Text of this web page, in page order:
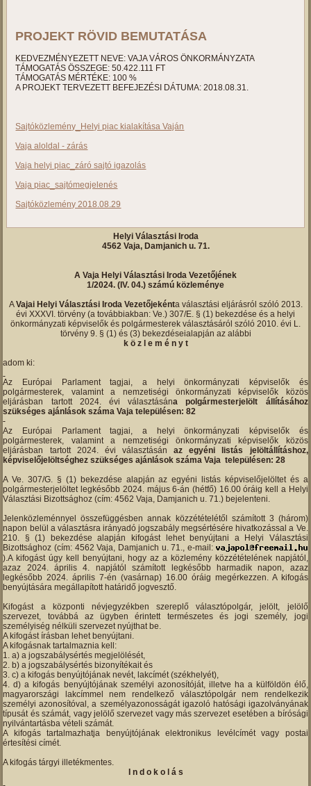
PROJEKT RÖVID BEMUTATÁSA
KEDVEZMÉNYEZETT NEVE: VAJA VÁROS ÖNKORMÁNYZATA
TÁMOGATÁS ÖSSZEGE: 50.422.111 FT
TÁMOGATÁS MÉRTÉKE: 100 %
A PROJEKT TERVEZETT BEFEJEZÉSI DÁTUMA: 2018.08.31.
Sajtóközlemény_Helyi piac kialakítása Vaján
Vaja aloldal - zárás
Vaja helyi piac_záró sajtó igazolás
Vaja piac_sajtómegjelenés
Sajtóközlemény 2018.08.29
Helyi Választási Iroda
4562 Vaja, Damjanich u. 71.
A Vaja Helyi Választási Iroda Vezetőjének
1/2024. (IV. 04.) számú közleménye
AVajai Helyi Választási Iroda Vezetőjekénta választási eljárásról szóló 2013.
évi XXXVI. törvény (a továbbiakban: Ve.) 307/E. § (1) bekezdése és a helyi
önkormányzati képviselők és polgármesterek választásáról szóló 2010. évi L.
törvény 9. § (1) és (3) bekezdéseialapján az alábbi
k ö z l e m é n y t
adom ki:
Az Európai Parlament tagjai, a helyi önkormányzati képviselők és
polgármesterek, valamint a nemzetiségi önkormányzati képviselők közös
eljárásban tartott 2024. évi választásána polgármesterjelölt állításához
szükséges ajánlások száma Vaja településen: 82
Az Európai Parlament tagjai, a helyi önkormányzati képviselők és
polgármesterek, valamint a nemzetiségi önkormányzati képviselők közös
eljárásban tartott 2024. évi választásánaz egyéni listás jelöltállításhoz,
képviselőjelöltséghez szükséges ajánlások száma Vaja településen: 28
A Ve. 307/G. § (1) bekezdése alapján az egyéni listás képviselőjelöltet és a
polgármesterjelöltet legkésőbb 2024. május 6-án (hétfő) 16.00 óráig kell a Helyi
Választási Bizottsághoz (cím: 4562 Vaja, Damjanich u. 71.) bejelenteni.
Jelenközleménnyel összefüggésben annak közzétételétől számított 3 (három)
napon belül a választásra irányadó jogszabály megsértésére hivatkozással a Ve.
210. § (1) bekezdése alapján kifogást lehet benyújtani a Helyi Választási
Bizottsághoz (cím: 4562 Vaja, Damjanich u. 71., e-mail:
).A kifogást úgy kell benyújtani, hogy az a közlemény közzétételének napjától,
azaz 2024. április 4. napjától számított legkésőbb harmadik napon, azaz
legkésőbb 2024. április 7-én (vasárnap) 16.00 óráig megérkezzen. A kifogás
benyújtására megállapított határidő jogvesztő.
Kifogást a központi névjegyzékben szereplő választópolgár, jelölt, jelölő
szervezet, továbbá az ügyben érintett természetes és jogi személy, jogi
személyiség nélküli szervezet nyújthat be.
A kifogást írásban lehet benyújtani.
A kifogásnak tartalmaznia kell:
a) a jogszabálysértés megjelölését,
b) a jogszabálysértés bizonyítékait és
c) a kifogás benyújtójának nevét, lakcímét (székhelyét),
d) a kifogás benyújtójának személyi azonosítóját, illetve ha a külföldön élő,
magyarországi lakcímmel nem rendelkező választópolgár nem rendelkezik
személyi azonosítóval, a személyazonosságát igazoló hatósági igazolványának
típusát és számát, vagy jelölő szervezet vagy más szervezet esetében a bírósági
nyilvántartásba vételi számát.
A kifogás tartalmazhatja benyújtójának elektronikus levélcímét vagy postai
értesítési címét.
A kifogás tárgyi illetékmentes.
I n d o k o l á s